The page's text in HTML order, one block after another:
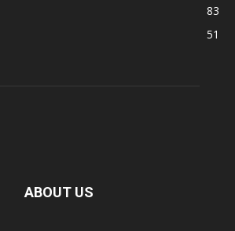
83
51
ABOUT US